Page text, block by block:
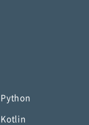
Python
Kotlin